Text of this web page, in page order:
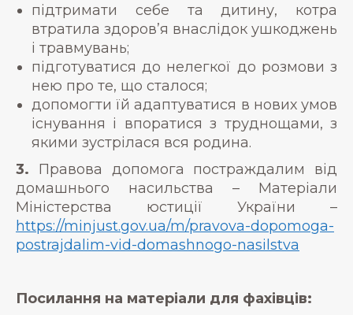
підтримати себе та дитину, котра
втратила здоров’я внаслідок ушкоджень
і травмувань;
підготуватися до нелегкої до розмови з
нею про те, що сталося;
допомогти їй адаптуватися в нових умов
існування і впоратися з труднощами, з
якими зустрілася вся родина.
3. Правова допомога постраждалим від
домашнього насильства – Матеріали
Міністерства юстиції України –
https://minjust.gov.ua/m/pravova-dopomoga-
postrajdalim-vid-domashnogo-nasilstva
Посилання на матеріали для фахівців: